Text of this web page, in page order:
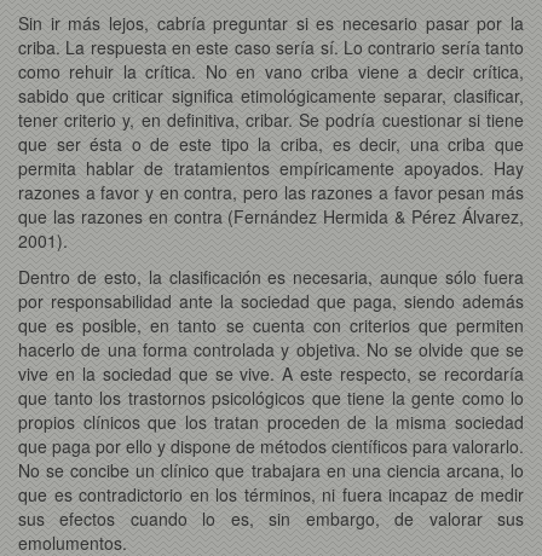
Sin ir más lejos, cabría preguntar si es necesario pasar por la
criba. La respuesta en este caso sería sí. Lo contrario sería tanto
como rehuir la crítica. No en vano criba viene a decir crítica,
sabido que criticar significa etimológicamente separar, clasificar,
tener criterio y, en definitiva, cribar. Se podría cuestionar si tiene
que ser ésta o de este tipo la criba, es decir, una criba que
permita hablar de tratamientos empíricamente apoyados. Hay
razones a favor y en contra, pero las razones a favor pesan más
que las razones en contra (Fernández Hermida & Pérez Álvarez,
2001).
Dentro de esto, la clasificación es necesaria, aunque sólo fuera
por responsabilidad ante la sociedad que paga, siendo además
que es posible, en tanto se cuenta con criterios que permiten
hacerlo de una forma controlada y objetiva. No se olvide que se
vive en la sociedad que se vive. A este respecto, se recordaría
que tanto los trastornos psicológicos que tiene la gente como lo
propios clínicos que los tratan proceden de la misma sociedad
que paga por ello y dispone de métodos científicos para valorarlo.
No se concibe un clínico que trabajara en una ciencia arcana, lo
que es contradictorio en los términos, ni fuera incapaz de medir
sus efectos cuando lo es, sin embargo, de valorar sus
emolumentos.